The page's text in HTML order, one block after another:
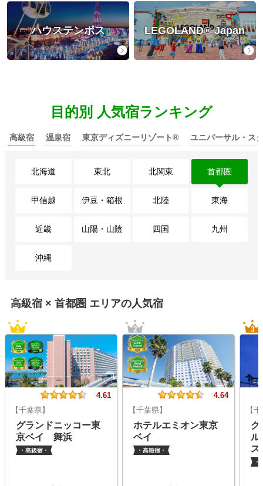
ハウステンボス LEGOLAND® Japan
目的別 人気宿ランキング
高級宿 温泉宿 東京ディズニーリゾート® ユニバーサル・ス
北海道 東北 北関東 首都圏
甲信越 伊豆・箱根 北陸 東海
近畿 山陽・山陰 四国 九州
沖縄
高級宿 × 首都圏 エリアの人気宿
1
4.61
【千葉県】
グランドニッコー東
京ベイ 舞浜
2
4.64
【千葉県】
ホテルエミオン東京
ベイ
3
【
グ
ル
ス